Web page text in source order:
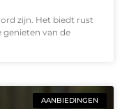
zijn. Het biedt rust
genieten van de
AANBIEDINGEN